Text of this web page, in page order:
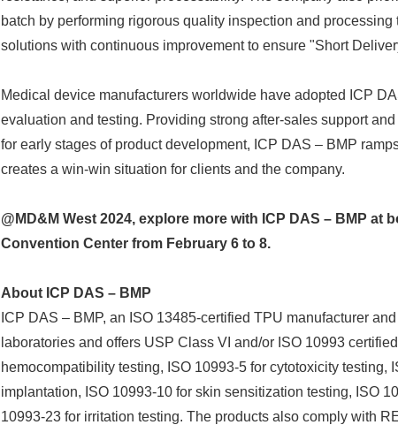
batch by performing rigorous quality inspection and
solutions with continuous improvement to ensure "Short
Medical device manufacturers worldwide have adopted ICP
evaluation and testing. Providing strong after-sales support
for early stages of product development, ICP DAS – BMP
creates a win-win situation for clients and the company.
@MD&M West 2024, explore more with ICP DAS – BMP at
Convention Center from February 6 to 8.
About ICP DAS – BMP
ICP DAS – BMP, an ISO 13485-certified TPU manufacturer
laboratories and offers USP Class VI and/or ISO 10993
hemocompatibility testing, ISO 10993-5 for cytotoxicity testing,
implantation, ISO 10993-10 for skin sensitization testing, ISO
10993-23 for irritation testing. The products also comply with
Japanese